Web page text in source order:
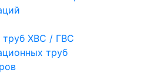
труб ХВС / ГВС
труб